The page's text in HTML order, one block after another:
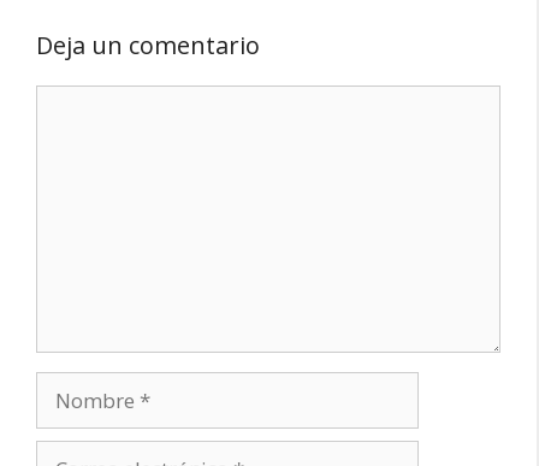
Deja un comentario